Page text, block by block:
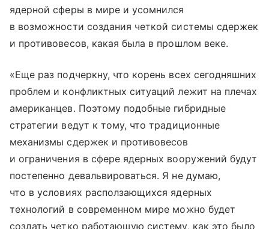
ядерной сферы в мире и усомнился
в возможности создания четкой системы сдержек
и противовесов, какая была в прошлом веке.
«Еще раз подчеркну, что корень всех сегодняшних
проблем и конфликтных ситуаций лежит на плечах
американцев. Поэтому подобные гибридные
стратегии ведут к тому, что традиционные
механизмы сдержек и противовесов
и ограничения в сфере ядерных вооружений будут
постепенно девальвироваться. Я не думаю,
что в условиях расползающихся ядерных
технологий в современном мире можно будет
создать четко работающую систему, как это было